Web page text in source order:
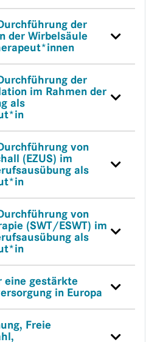
der
der Wirbelsäule
der
im Rahmen der
als
von
(EZUS) im
als
von
(SWT/ESWT) im
als
eine gestärkte
in Europa
Freie